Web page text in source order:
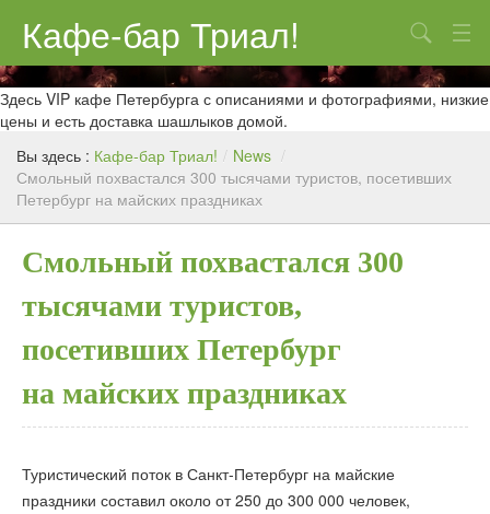
Кафе-бар Триал!
О нас
Меню
Контакты
Реклама
Поиск
Здесь VIP кафе Петербурга с описаниями и фотографиями, низкие
цены и есть доставка шашлыков домой.
Вы здесь : Кафе-бар Триал! / News /
Смольный похвастался 300 тысячами туристов, посетивших
Петербург на майских праздниках
Смольный похвастался 300
тысячами туристов,
посетивших Петербург
на майских праздниках
Туристический поток в Санкт-Петербург на майские
праздники составил около от 250 до 300 000 человек,